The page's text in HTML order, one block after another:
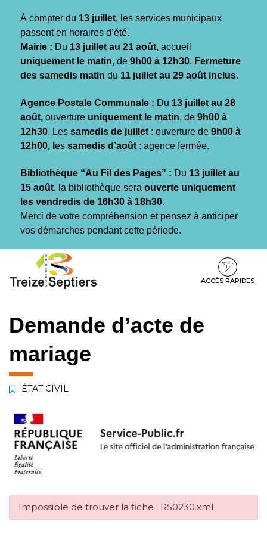
À compter du 13 juillet, les services municipaux
passent en horaires d’été.
Mairie : Du 13 juillet au 21 août, accueil
uniquement le matin, de 9h00 à 12h30. Fermeture
des samedis matin du 11 juillet au 29 août inclus.
Agence Postale Communale : Du 13 juillet au 28
août, ouverture uniquement le matin, de 9h00 à
12h30. Les samedis de juillet : ouverture de 9h00 à
12h00, l es samedis d’août : agence fermée.
Bibliothèque “Au Fil des Pages” : Du 13 juillet au
15 août, la bibliothèque sera ouverte uniquement
les vendredis de 16h30 à 18h30.
Merci de votre compréhension et pensez à anticiper
vos démarches pendant cette période.
contenu
pied
ACCÈS RAPIDES
Demande d’acte de
mariage
ÉTAT CIVIL
Impossible de trouver la fiche : R50230.xml